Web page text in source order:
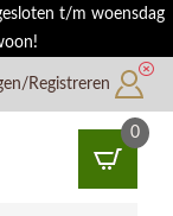
t/m woensdag
Registreren
0